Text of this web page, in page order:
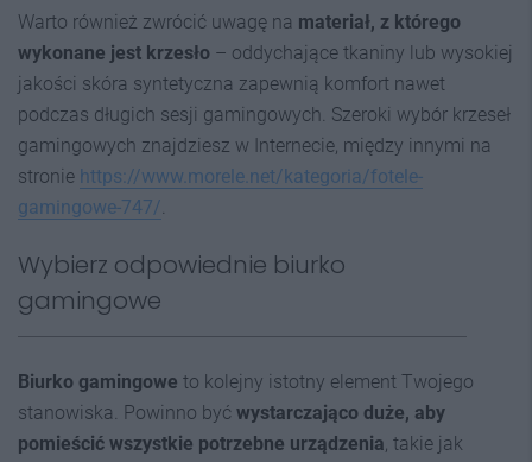
Warto również zwrócić uwagę na materiał, z którego
wykonane jest krzesło – oddychające tkaniny lub wysokiej
jakości skóra syntetyczna zapewnią komfort nawet
podczas długich sesji gamingowych. Szeroki wybór krzeseł
gamingowych znajdziesz w Internecie, między innymi na
stronie https://www.morele.net/kategoria/fotele-
gamingowe-747/
Wybierz odpowiednie biurko
gamingowe
Biurko gamingowe to kolejny istotny element Twojego
stanowiska. Powinno być wystarczająco duże, aby
pomieścić wszystkie potrzebne urządzenia , takie jak